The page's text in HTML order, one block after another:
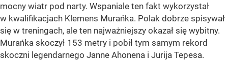
mocny wiatr pod narty. Wspaniale ten fakt wykorzystał
w kwalifikacjach Klemens Murańka. Polak dobrze spisywał
się w treningach, ale ten najważniejszy okazał się wybitny.
Murańka skoczył 153 metry i pobił tym samym rekord
skoczni legendarnego Janne Ahonena i Jurija Tepesa.